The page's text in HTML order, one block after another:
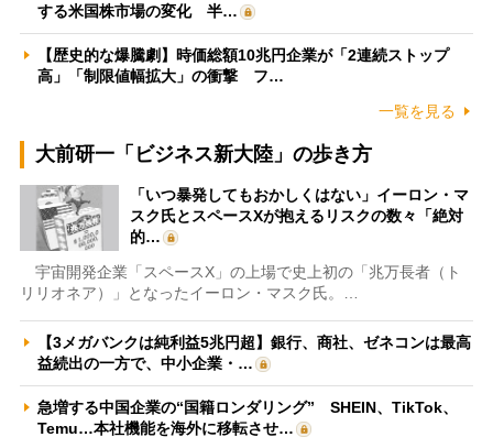
する米国株市場の変化 半…
【歴史的な爆騰劇】時価総額10兆円企業が「2連続ストップ
高」「制限値幅拡大」の衝撃 フ…
一覧を見る
大前研一「ビジネス新大陸」の歩き方
「いつ暴発してもおかしくはない」イーロン・マ
スク氏とスペースXが抱えるリスクの数々「絶対
的…
宇宙開発企業「スペースX」の上場で史上初の「兆万長者（ト
リリオネア）」となったイーロン・マスク氏。…
【3メガバンクは純利益5兆円超】銀行、商社、ゼネコンは最高
益続出の一方で、中小企業・…
急増する中国企業の“国籍ロンダリング” SHEIN、TikTok、
Temu…本社機能を海外に移転させ…